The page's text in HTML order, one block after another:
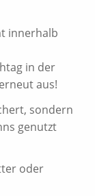
innerhalb
in der
aus!
sondern
genutzt
oder